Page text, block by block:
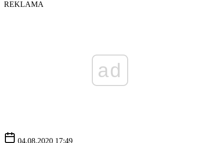
REKLAMA
ad
04.08.2020 17:49